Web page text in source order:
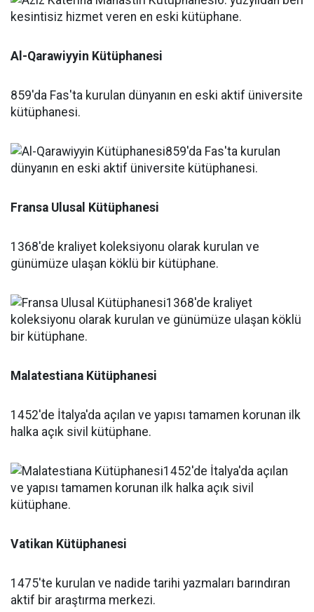
Al-Qarawiyyin Kütüphanesi
859'da Fas'ta kurulan dünyanın en eski aktif üniversite
kütüphanesi.
Fransa Ulusal Kütüphanesi
1368'de kraliyet koleksiyonu olarak kurulan ve
günümüze ulaşan köklü bir kütüphane.
Malatestiana Kütüphanesi
1452'de İtalya'da açılan ve yapısı tamamen korunan ilk
halka açık sivil kütüphane.
Vatikan Kütüphanesi
1475'te kurulan ve nadide tarihi yazmaları barındıran
aktif bir araştırma merkezi.